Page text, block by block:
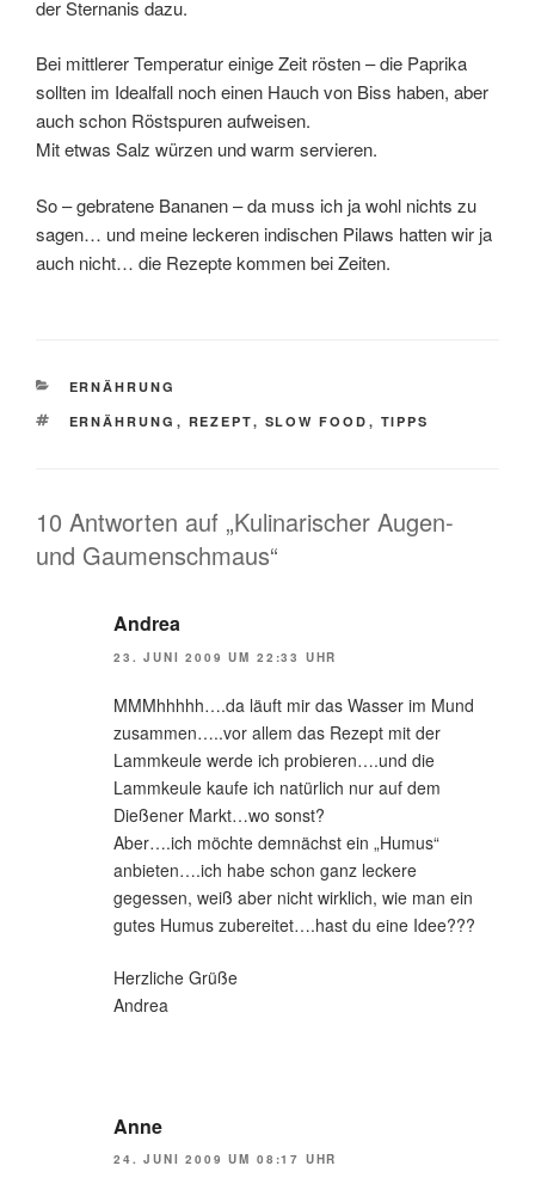
der Sternanis dazu.
Bei mittlerer Temperatur einige Zeit rösten – die Paprika
sollten im Idealfall noch einen Hauch von Biss haben, aber
auch schon Röstspuren aufweisen.
Mit etwas Salz würzen und warm servieren.
So – gebratene Bananen – da muss ich ja wohl nichts zu
sagen… und meine leckeren indischen Pilaws hatten wir ja
auch nicht… die Rezepte kommen bei Zeiten.
KATEGORIEN
ERNÄHRUNG
SCHLAGWÖRTER
ERNÄHRUNG , REZEPT, SLOW FOOD , TIPPS
10 Antworten auf „Kulinarischer Augen-
und Gaumenschmaus“
Andrea
23. JUNI 2009 UM 22:33 UHR
MMMhhhhh….da läuft mir das Wasser im Mund
zusammen…..vor allem das Rezept mit der
Lammkeule werde ich probieren….und die
Lammkeule kaufe ich natürlich nur auf dem
Dießener Markt…wo sonst?
Aber….ich möchte demnächst ein „Humus“
anbieten….ich habe schon ganz leckere
gegessen, weiß aber nicht wirklich, wie man ein
gutes Humus zubereitet….hast du eine Idee???
Herzliche Grüße
Andrea
Anne
24. JUNI 2009 UM 08:17 UHR